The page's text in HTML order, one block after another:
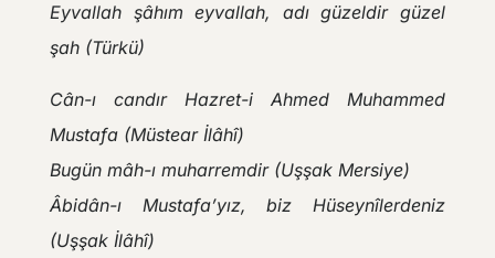
Eyvallah şâhım eyvallah, adı güzeldir güzel
şah (Türkü)
Cân-ı candır Hazret-i Ahmed Muhammed
Mustafa (Müstear İlâhî)
Bugün mâh-ı muharremdir (Uşşak Mersiye)
Âbidân-ı Mustafa’yız, biz Hüseynîlerdeniz
(Uşşak İlâhî)